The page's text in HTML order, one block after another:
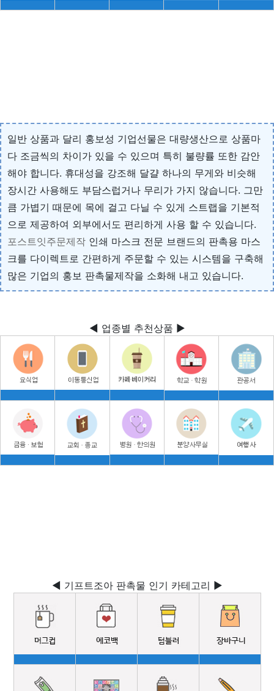
일반 상품과 달리 홍보성 기업선물은 대량생산으로 상품마
다 조금씩의 차이가 있을 수 있으며 특히 불량률 또한 감안
해야 합니다. 휴대성을 강조해 달걀 하나의 무게와 비슷해
장시간 사용해도 부담스럽거나 무리가 가지 않습니다. 그만
큼 가볍기 때문에 목에 걸고 다닐 수 있게 스트랩을 기본적
으로 제공하여 외부에서도 편리하게 사용 할 수 있습니다.
포스트잇주문제작 인쇄 마스크 전문 브랜드의 판촉용 마스
크를 다이렉트로 간편하게 주문할 수 있는 시스템을 구축해
많은 기업의 홍보 판촉물제작을 소화해 내고 있습니다.
◀ 업종별 추천상품 ▶
◀ 기프트조아 판촉물 인기 카테고리 ▶